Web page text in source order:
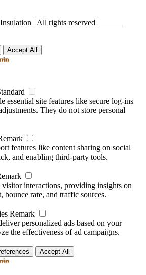
| All rights reserved |
Accept All
essential site features like secure log-ins
They do not store personal
features like content sharing on social
and enabling third-party tools.
interactions, providing insights on
bounce rate, and traffic sources.
Remark
personalized ads based on your
the effectiveness of ad campaigns.
Accept All